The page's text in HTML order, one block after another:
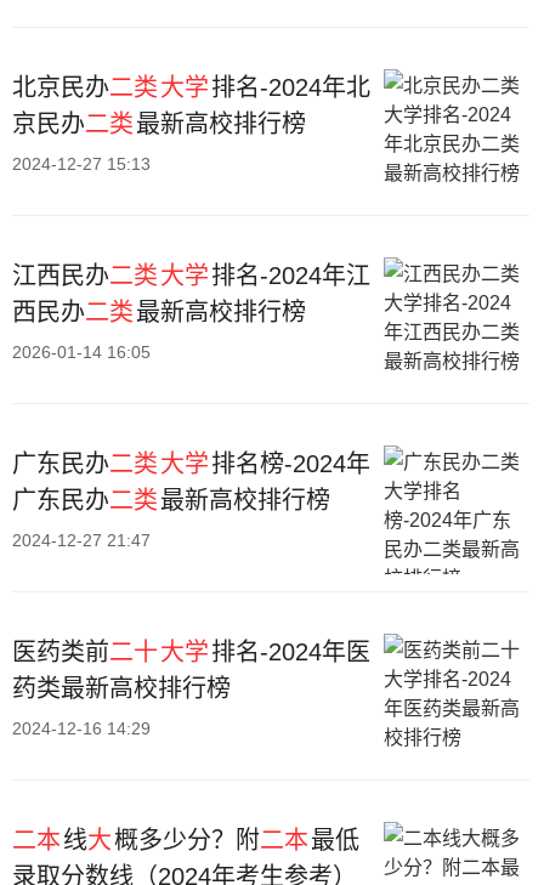
北京民办二类大学排名-2024年北
京民办二类最新高校排行榜
2024-12-27 15:13
江西民办二类大学排名-2024年江
西民办二类最新高校排行榜
2026-01-14 16:05
广东民办二类大学排名榜-2024年
广东民办二类最新高校排行榜
2024-12-27 21:47
医药类前二十大学排名-2024年医
药类最新高校排行榜
2024-12-16 14:29
二本线大概多少分？附二本最低
录取分数线（2024年考生参考）